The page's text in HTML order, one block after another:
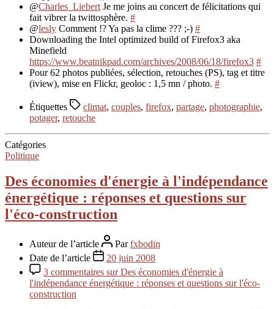
@Charles_Liebert Je me joins au concert de félicitations qui
fait vibrer la twittosphère. #
@lesly Comment !? Ya pas la clime ??? ;-) #
Downloading the Intel optimized build of Firefox3 aka
Minefield
https://www.beatnikpad.com/archives/2008/06/18/firefox3 #
Pour 62 photos publiées, sélection, retouches (PS), tag et titre
(iview), mise en Flickr, geoloc : 1,5 mn / photo. #
Étiquettes climat, couples, firefox, partage, photographie,
potager, retouche
Catégories
Politique
Des économies d'énergie à l'indépendance
énergétique : réponses et questions sur
l'éco-construction
Auteur de l’article Parfxbodin
Date de l’article
20 juin 2008
3 commentaires sur Des économies d'énergie à
l'indépendance énergétique : réponses et questions sur l'éco-
construction